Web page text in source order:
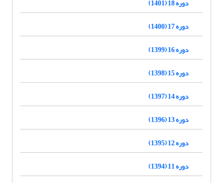
دوره 18 (1401)
دوره 17 (1400)
دوره 16 (1399)
دوره 15 (1398)
دوره 14 (1397)
دوره 13 (1396)
دوره 12 (1395)
دوره 11 (1394)